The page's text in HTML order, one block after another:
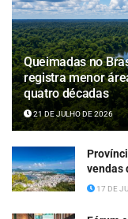
Queimadas no
registra menor
quatro décadas
21 DE JULHO DE 2026
vendas
17 DE